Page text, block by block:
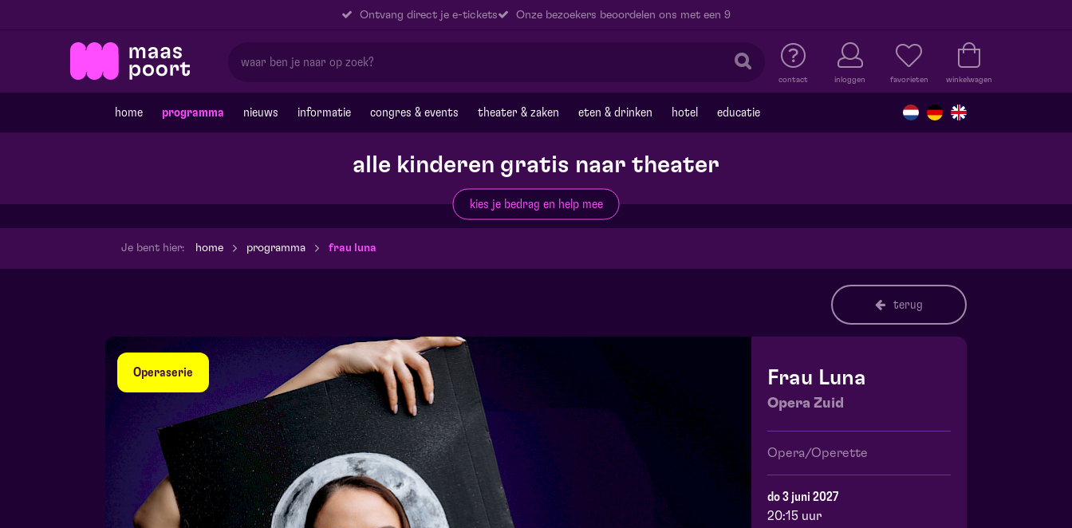
Ontvang direct je e-tickets Onze bezoekers beoordelen ons met een 9
contact inloggen favorieten winkelwagen
home programma nieuws informatie congres & events theater & zaken eten & drinken hotel educatie
alle kinderen gratis naar theater
kies je bedrag en help mee
Je bent hier: home programma frau luna
terug
Operaserie Frau Luna
Opera Zuid
Opera/Operette
do 3 juni 2027
20:15 uur